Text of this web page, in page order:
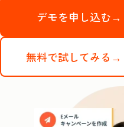
デモを申し込む→
無料で試してみる→